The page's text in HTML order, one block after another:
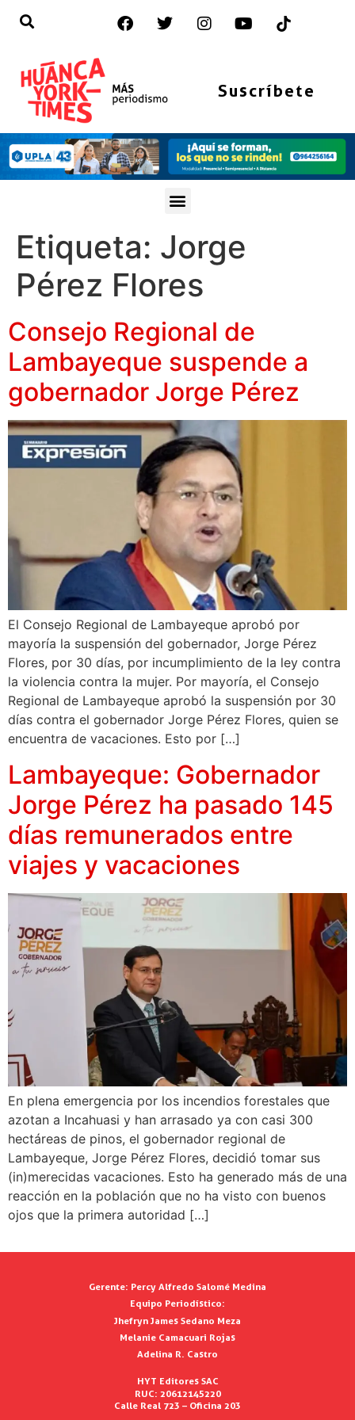
Suscríbete
Etiqueta: Jorge
Pérez Flores
Consejo Regional de
Lambayeque suspende a
gobernador Jorge Pérez
El Consejo Regional de Lambayeque aprobó por
mayoría la suspensión del gobernador, Jorge Pérez
Flores, por 30 días, por incumplimiento de la ley contra
la violencia contra la mujer. Por mayoría, el Consejo
Regional de Lambayeque aprobó la suspensión por 30
días contra el gobernador Jorge Pérez Flores, quien se
encuentra de vacaciones. Esto por […]
Lambayeque: Gobernador
Jorge Pérez ha pasado 145
días remunerados entre
viajes y vacaciones
En plena emergencia por los incendios forestales que
azotan a Incahuasi y han arrasado ya con casi 300
hectáreas de pinos, el gobernador regional de
Lambayeque, Jorge Pérez Flores, decidió tomar sus
(in)merecidas vacaciones. Esto ha generado más de una
reacción en la población que no ha visto con buenos
ojos que la primera autoridad […]
Gerente: Percy Alfredo Salomé Medina
Equipo Periodístico:
Jhefryn James Sedano Meza
Melanie Camacuari Rojas
Adelina R. Castro
HYT Editores SAC
RUC: 20612145220
Calle Real 723 – Oficina 203